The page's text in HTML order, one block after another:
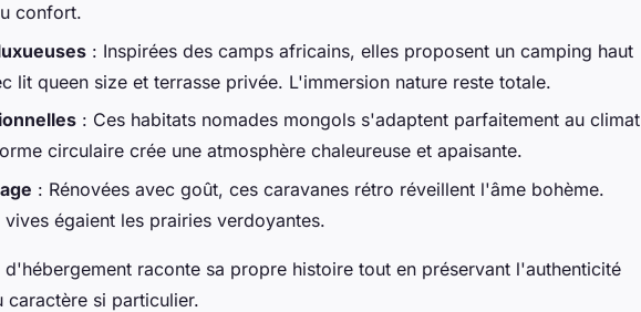
confort.
: Inspirées des camps africains, elles proposent un camping haut
lit queen size et terrasse privée. L'immersion nature reste totale.
: Ces habitats nomades mongols s'adaptent parfaitement au climat
circulaire crée une atmosphère chaleureuse et apaisante.
: Rénovées avec goût, ces caravanes rétro réveillent l'âme bohème.
égaient les prairies verdoyantes.
raconte sa propre histoire tout en préservant l'authenticité
caractère si particulier.